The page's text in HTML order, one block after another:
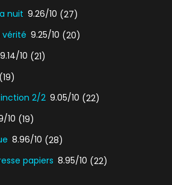
nuit 9.26/10 (27)
vérité 9.25/10 (20)
9.14/10 (21)
(19)
2/2 9.05/10 (22)
10 (19)
8.96/10 (28)
papiers 8.95/10 (22)